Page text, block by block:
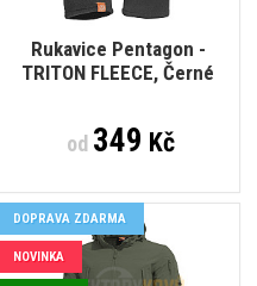
Rukavice Pentagon -
TRITON FLEECE, Černé
od349 Kč
DOPRAVA ZDARMA
NOVINKA